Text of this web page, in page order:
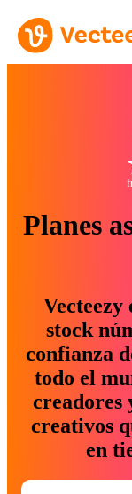
Planes
Vecteezy
stock
confianza
todo el
creadores
creativos
en